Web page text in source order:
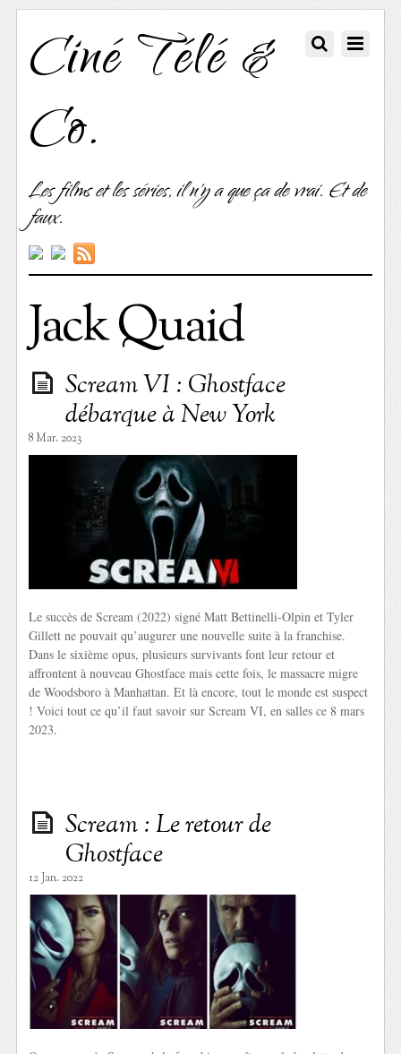
Ciné Télé &
Co.
Les films et les séries, il n'y a que ça de vrai. Et de
faux.
Jack Quaid
Scream VI : Ghostface
débarque à New York
8 Mar. 2023
Le succès de Scream (2022) signé Matt Bettinelli-Olpin et Tyler
Gillett ne pouvait qu’augurer une nouvelle suite à la franchise.
Dans le sixième opus, plusieurs survivants font leur retour et
affrontent à nouveau Ghostface mais cette fois, le massacre migre
de Woodsboro à Manhattan. Et là encore, tout le monde est suspect
! Voici tout ce qu’il faut savoir sur Scream VI, en salles ce 8 mars
2023.
Scream : Le retour de
Ghostface
12 Jan. 2022